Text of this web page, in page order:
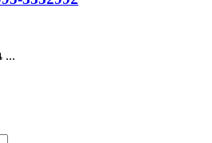
...